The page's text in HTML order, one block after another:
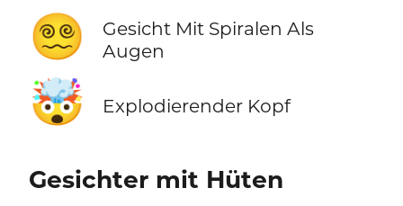
😵‍💫
Gesicht Mit Spiralen Als
Augen
🤯 Explodierender Kopf
Gesichter mit Hüten